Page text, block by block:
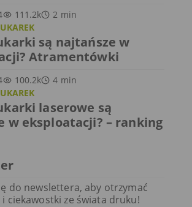
111.2k 2 min
są najtańsze w
Atramentówki
100.2k 4 min
laserowe są
w eksploatacji? – ranking
do newslettera, aby otrzymać
ciekawostki ze świata druku!